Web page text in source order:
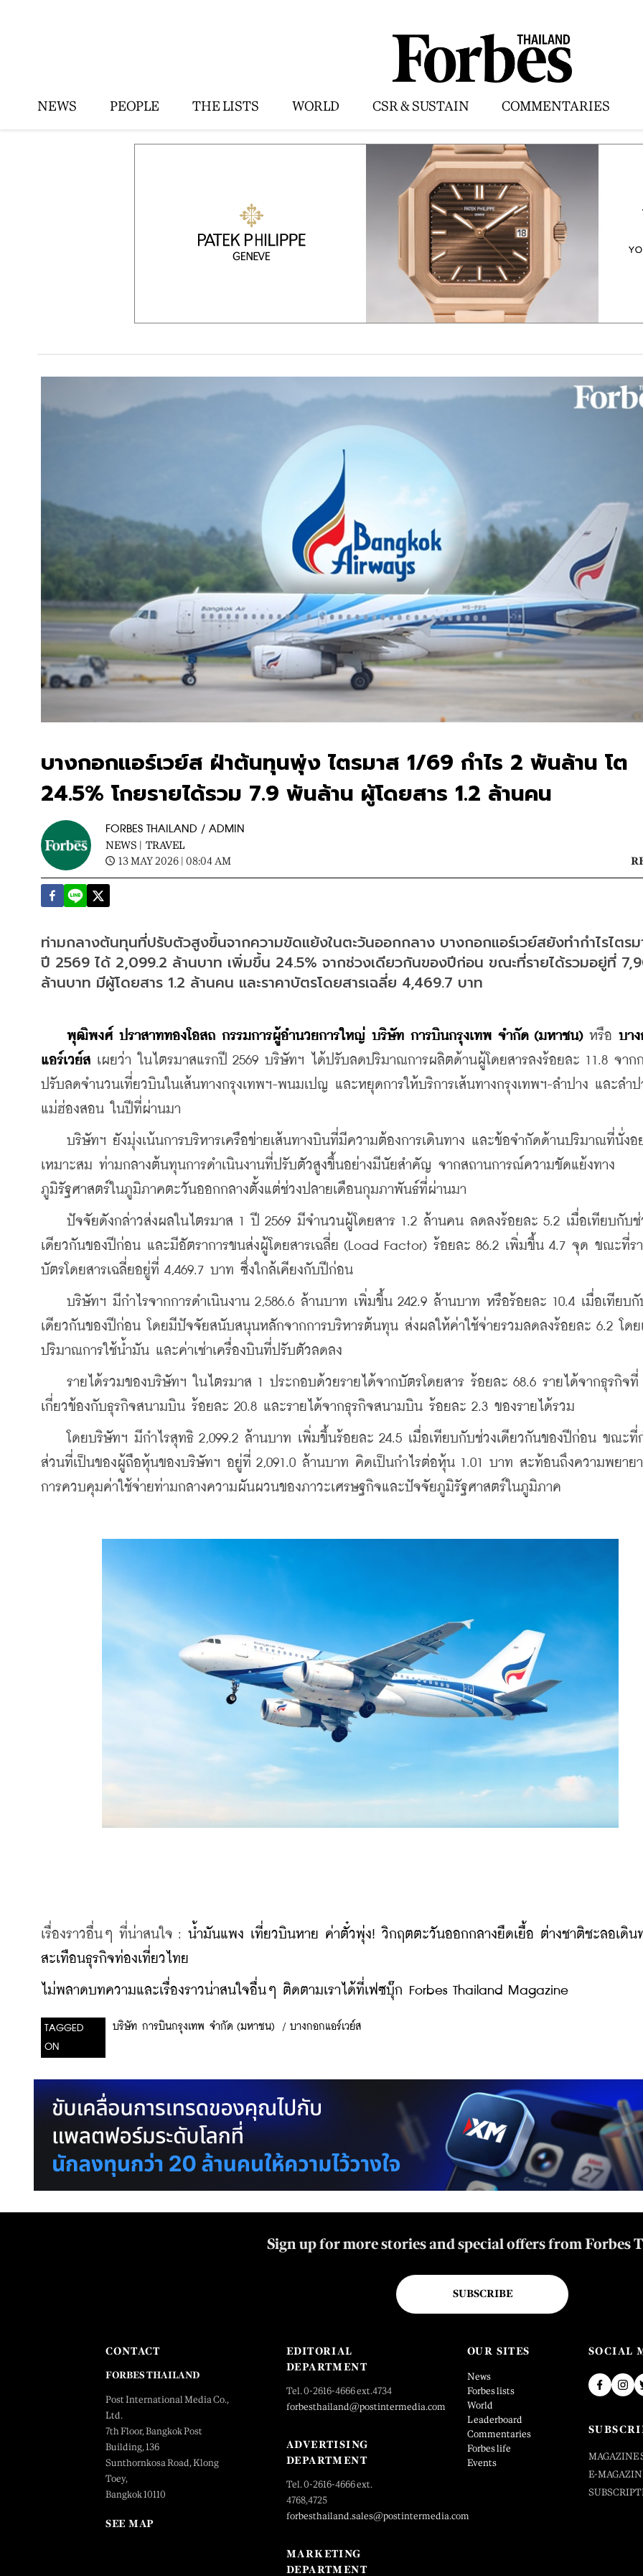
NEWS PEOPLE THE LISTS WORLD CSR & SUSTAIN COMMENTARIES
บางกอกแอร์เวย์ส ฝ่าต้นทุนพุ่ง ไตรมาส 1/69 กำไร 2 พันล้าน โต
24.5% โกยรายได้รวม 7.9 พันล้าน ผู้โดยสาร 1.2 ล้านคน
FORBES THAILAND / ADMIN
NEWS | TRAVEL
13 MAY 2026 | 08:04 AM
ท่ามกลางต้นทุนที่ปรับตัวสูงขึ้นจากความขัดแย้งในตะวันออกกลาง บางกอกแอร์เวย์สยังทำกำไรไตรม
ปี 2569 ได้ 2,099.2 ล้านบาท เพิ่มขึ้น 24.5% จากช่วงเดียวกันของปีก่อน ขณะที่รายได้รวมอยู่ที่
ล้านบาท มีผู้โดยสาร 1.2 ล้านคน และราคาบัตรโดยสารเฉลี่ย 4,469.7 บาท
พุฒิพงศ์ ปราสาททองโอสถ กรรมการผู้อำนวยการใหญ่ บริษัท การบินกรุงเทพ จำกัด (มหาชน) หรือ บา
แอร์เวย์ส เผยว่า ในไตรมาสแรกปี 2569 บริษัทฯ ได้ปรับลดปริมาณการผลิตด้านผู้โดยสารลงร้อยละ 11.8 จาก
ปรับลดจำนวนเที่ยวบินในเส้นทางกรุงเทพฯ-พนมเปญ และหยุดการให้บริการเส้นทางกรุงเทพฯ-ลำปาง และลำป
แม่ฮ่องสอน ในปีที่ผ่านมา
บริษัทฯ ยังมุ่งเน้นการบริหารเครือข่ายเส้นทางบินที่มีความต้องการเดินทาง และข้อจำกัดด้านปริมาณที่นั่งอ
เหมาะสม ท่ามกลางต้นทุนการดำเนินงานที่ปรับตัวสูงขึ้นอย่างมีนัยสำคัญ จากสถานการณ์ความขัดแย้งทาง
ภูมิรัฐศาสตร์ในภูมิภาคตะวันออกกลางตั้งแต่ช่วงปลายเดือนกุมภาพันธ์ที่ผ่านมา
ปัจจัยดังกล่าวส่งผลในไตรมาส 1 ปี 2569 มีจำนวนผู้โดยสาร 1.2 ล้านคน ลดลงร้อยละ 5.2 เมื่อเทียบกับช่
เดียวกันของปีก่อน และมีอัตราการขนส่งผู้โดยสารเฉลี่ย (Load Factor) ร้อยละ 86.2 เพิ่มขึ้น 4.7 จุด ขณะที่ร
บัตรโดยสารเฉลี่ยอยู่ที่ 4,469.7 บาท ซึ่งใกล้เคียงกับปีก่อน
บริษัทฯ มีกำไรจากการดำเนินงาน 2,586.6 ล้านบาท เพิ่มขึ้น 242.9 ล้านบาท หรือร้อยละ 10.4 เมื่อเทียบกั
เดียวกันของปีก่อน โดยมีปัจจัยสนับสนุนหลักจากการบริหารต้นทุน ส่งผลให้ค่าใช้จ่ายรวมลดลงร้อยละ 6.2 โดย
ปริมาณการใช้น้ำมัน และค่าเช่าเครื่องบินที่ปรับตัวลดลง
รายได้รวมของบริษัทฯ ในไตรมาส 1 ประกอบด้วยรายได้จากบัตรโดยสาร ร้อยละ 68.6 รายได้จากธุรกิจที่
เกี่ยวข้องกับธุรกิจสนามบิน ร้อยละ 20.8 และรายได้จากธุรกิจสนามบิน ร้อยละ 2.3 ของรายได้รวม
โดยบริษัทฯ มีกำไรสุทธิ 2,099.2 ล้านบาท เพิ่มขึ้นร้อยละ 24.5 เมื่อเทียบกับช่วงเดียวกันของปีก่อน ขณะที่
ส่วนที่เป็นของผู้ถือหุ้นของบริษัทฯ อยู่ที่ 2,091.0 ล้านบาท คิดเป็นกำไรต่อหุ้น 1.01 บาท สะท้อนถึงความพยาย
การควบคุมค่าใช้จ่ายท่ามกลางความผันผวนของภาวะเศรษฐกิจและปัจจัยภูมิรัฐศาสตร์ในภูมิภาค
เรื่องราวอื่นๆ ที่น่าสนใจ : น้ำมันแพง เที่ยวบินหาย ค่าตั๋วพุ่ง! วิกฤตตะวันออกกลางยืดเยื้อ ต่างชาติชะลอเดิน
สะเทือนธุรกิจท่องเที่ยวไทย
ไม่พลาดบทความและเรื่องราวน่าสนใจอื่นๆ ติดตามเราได้ที่เฟซบุ๊ก Forbes Thailand Magazine
TAGGED
ON
บริษัท การบินกรุงเทพ จำกัด (มหาชน) / บางกอกแอร์เวย์ส
Sign up for more stories and special offers from Forbes
SUBSCRIBE
CONTACT
FORBES THAILAND
Post International Media Co.,
Ltd.
7th Floor, Bangkok Post
Building, 136
Sunthornkosa Road, Klong
Toey,
Bangkok 10110
SEE MAP
EDITORIAL
DEPARTMENT
Tel. 0-2616-4666 ext.4734
forbesthailand@postintermedia.com
ADVERTISING
DEPARTMENT
Tel. 0-2616-4666 ext.
4768,4725
forbesthailand.sales@postintermedia.com
MARKETING
DEPARTMENT
OUR SITES
News
Forbes lists
World
Leaderboard
Commentaries
Forbes life
Events
SOCIAL
MAGAZINE
E-